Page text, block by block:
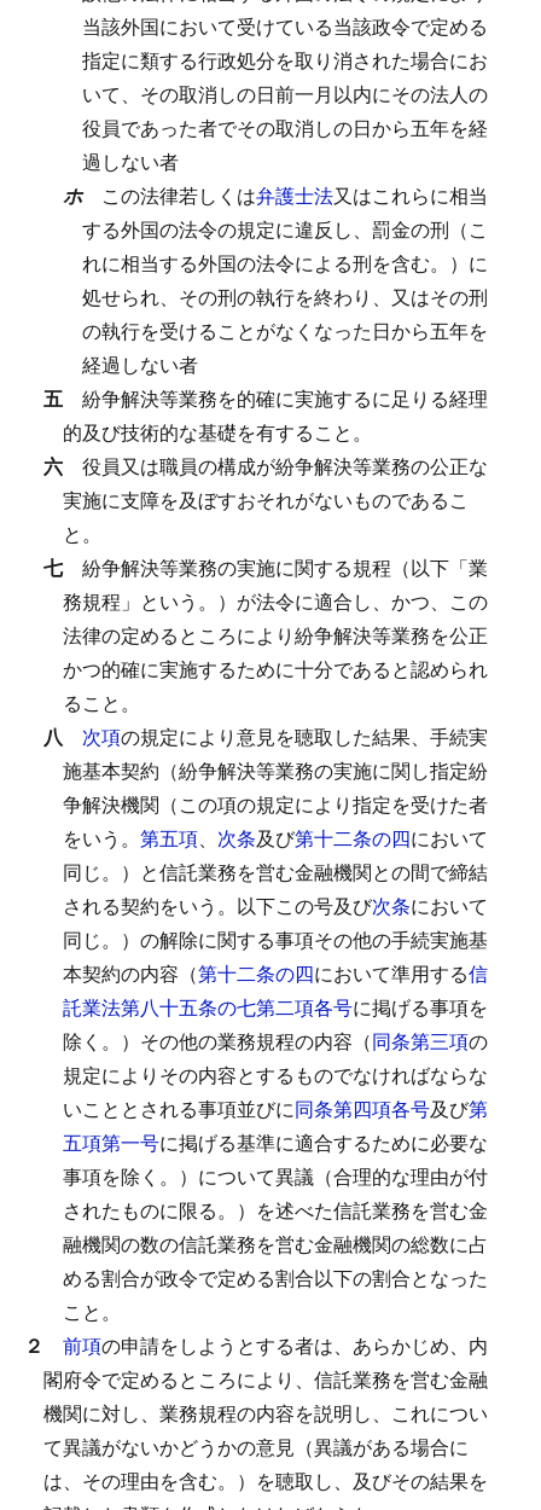
当該外国において受けている当該政令で定める
指定に類する行政処分を取り消された場合にお
いて、その取消しの日前一月以内にその法人の
役員であった者でその取消しの日から五年を経
過しない者
ホ この法律若しくは弁護士法又はこれらに相当
する外国の法令の規定に違反し、罰金の刑（こ
れに相当する外国の法令による刑を含む。）に
処せられ、その刑の執行を終わり、又はその刑
の執行を受けることがなくなった日から五年を
経過しない者
五 紛争解決等業務を的確に実施するに足りる経理
的及び技術的な基礎を有すること。
六 役員又は職員の構成が紛争解決等業務の公正な
実施に支障を及ぼすおそれがないものであるこ
と。
七 紛争解決等業務の実施に関する規程（以下「業
務規程」という。）が法令に適合し、かつ、この
法律の定めるところにより紛争解決等業務を公正
かつ的確に実施するために十分であると認められ
ること。
八 次項の規定により意見を聴取した結果、手続実
施基本契約（紛争解決等業務の実施に関し指定紛
争解決機関（この項の規定により指定を受けた者
をいう。 第五項、 次条及び第十二条の四において
同じ。）と信託業務を営む金融機関との間で締結
される契約をいう。以下この号及び次条において
同じ。）の解除に関する事項その他の手続実施基
本契約の内容（第十二条の四において準用する信
託業法第八十五条の七第二項各号に掲げる事項を
除く。）その他の業務規程の内容（同条第三項の
規定によりその内容とするものでなければならな
いこととされる事項並びに同条第四項各号及び第
五項第一号に掲げる基準に適合するために必要な
事項を除く。）について異議（合理的な理由が付
されたものに限る。）を述べた信託業務を営む金
融機関の数の信託業務を営む金融機関の総数に占
める割合が政令で定める割合以下の割合となった
こと。
２ 前項の申請をしようとする者は、あらかじめ、内
閣府令で定めるところにより、信託業務を営む金融
機関に対し、業務規程の内容を説明し、これについ
て異議がないかどうかの意見（異議がある場合に
は、その理由を含む。）を聴取し、及びその結果を